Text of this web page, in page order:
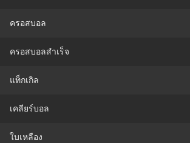
ครอสบอล
ครอสบอลสำเร็จ
แท็กเกิล
เคลียร์บอล
ใบเหลือง